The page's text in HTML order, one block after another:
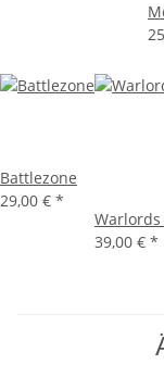
Battlezone
29,00 € *
Warlords
39,00 € *